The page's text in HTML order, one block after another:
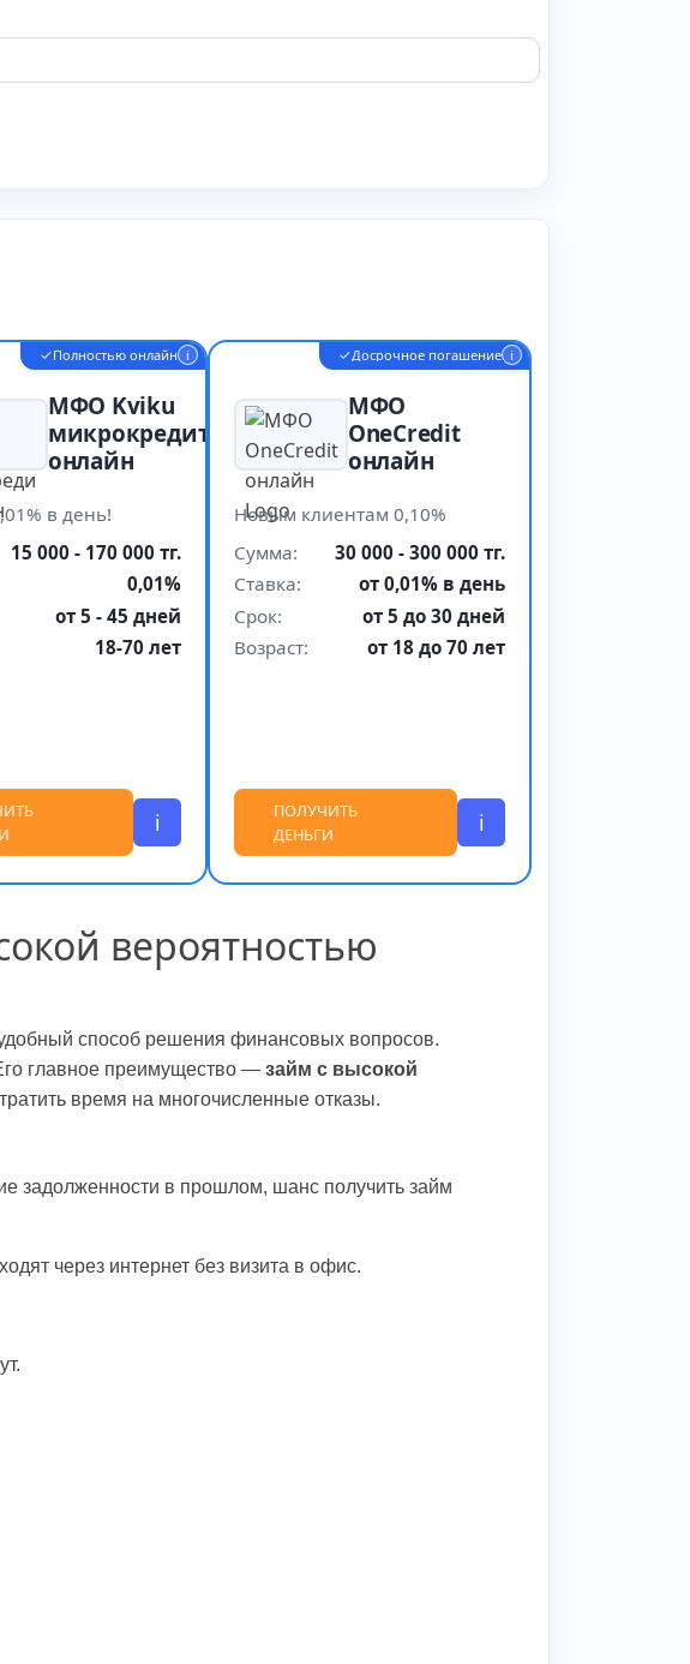
✓Полностью онлайн i
МФО Kviku
микрокредит
онлайн
в день!
15 000 - 170 000 тг.
0,01%
от 5 - 45 дней
18-70 лет
i
✓Досрочное погашение i
МФО
OneCredit
онлайн
Новым клиентам 0,10%
Сумма:
30 000 - 300 000 тг.
Ставка:
от 0,01% в день
Срок:
от 5 до 30 дней
Возраст:
от 18 до 70 лет
ПОЛУЧИТЬ
ДЕНЬГИ
i
вероятностью
способ решения финансовых вопросов.
главное преимущество — займ с высокой
время на многочисленные отказы.
задолженности в прошлом, шанс получить займ
через интернет без визита в офис.